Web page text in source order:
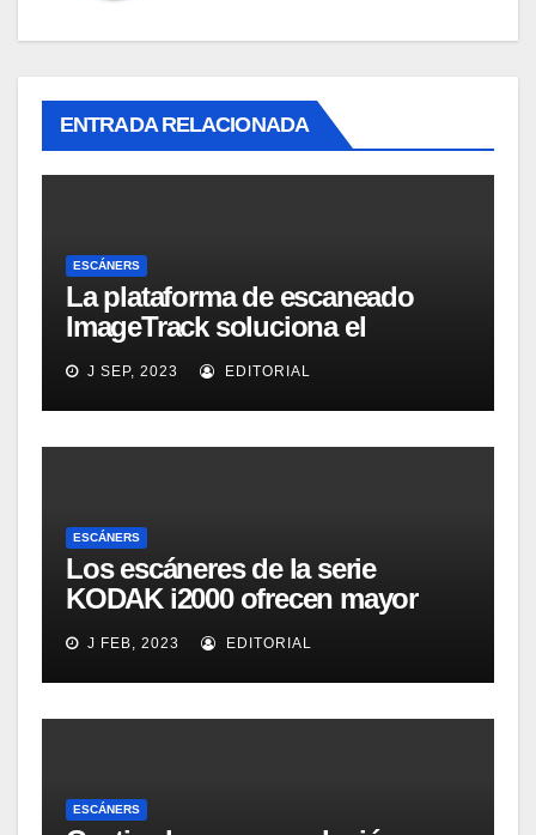
ENTRADA RELACIONADA
ESCÁNERS
La plataforma de escaneado
ImageTrack soluciona el
problema de costes y cuello de
botella de los laboratorios
LabOne
J SEP, 2023 EDITORIAL
ESCÁNERS
Los escáneres de la serie
KODAK i2000 ofrecen mayor
eficacia, productividad y
colaboración en la oficina
J FEB, 2023 EDITORIAL
ESCÁNERS